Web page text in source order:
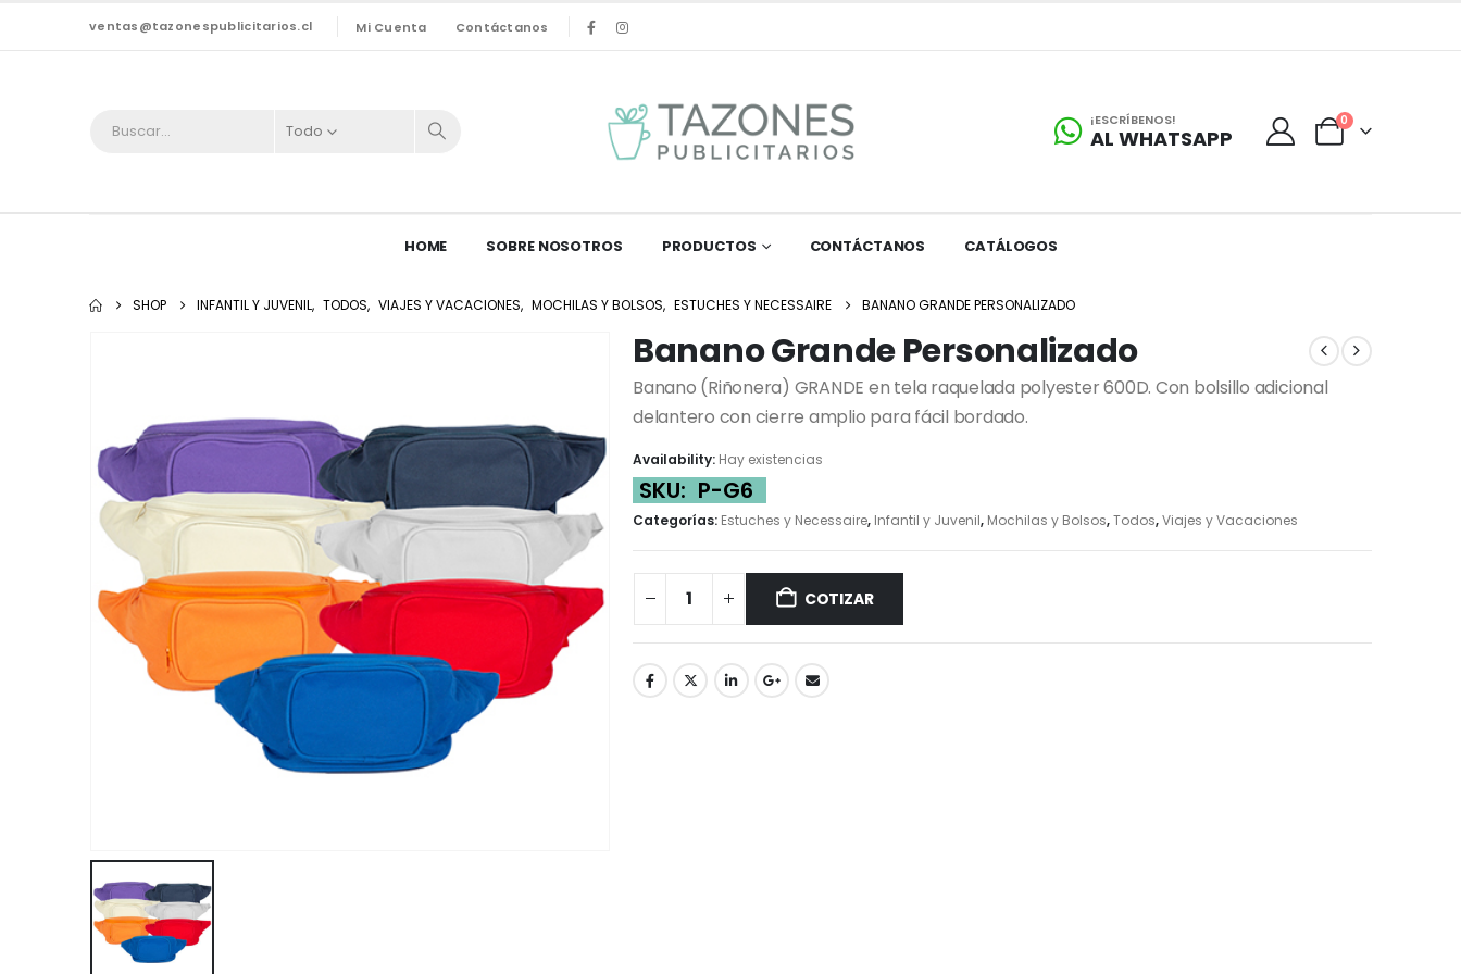
ventas@tazonespublicitarios.cl Mi Cuenta Contáctanos
Todo
¡ESCRÍBENOS!
AL WHATSAPP
0
HOME SOBRE NOSOTROS PRODUCTOS CONTÁCTANOS CATÁLOGOS
SHOP INFANTIL Y JUVENIL, TODOS, VIAJES Y VACACIONES, MOCHILAS Y BOLSOS, ESTUCHES Y NECESSAIRE BANANO GRANDE PERSONALIZADO
Banano Grande Personalizado
Banano (Riñonera) GRANDE en tela raquelada polyester 600D. Con bolsillo adicional
delantero con cierre amplio para fácil bordado.
Availability: Hay existencias
SKU: P-G6
Categorías: Estuches y Necessaire, Infantil y Juvenil, Mochilas y Bolsos,Todos,Viajes y Vacaciones
COTIZAR